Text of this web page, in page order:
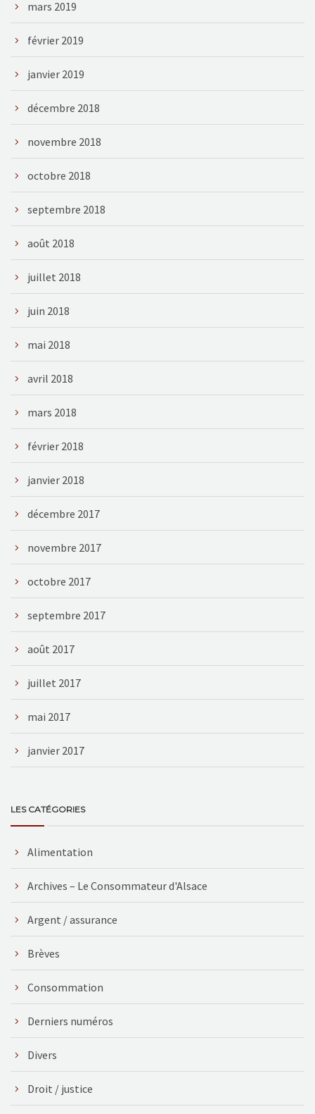
mars 2019
février 2019
janvier 2019
décembre 2018
novembre 2018
octobre 2018
septembre 2018
août 2018
juillet 2018
juin 2018
mai 2018
avril 2018
mars 2018
février 2018
janvier 2018
décembre 2017
novembre 2017
octobre 2017
septembre 2017
août 2017
juillet 2017
mai 2017
janvier 2017
LES CATÉGORIES
Alimentation
Archives – Le Consommateur d'Alsace
Argent / assurance
Brèves
Consommation
Derniers numéros
Divers
Droit / justice